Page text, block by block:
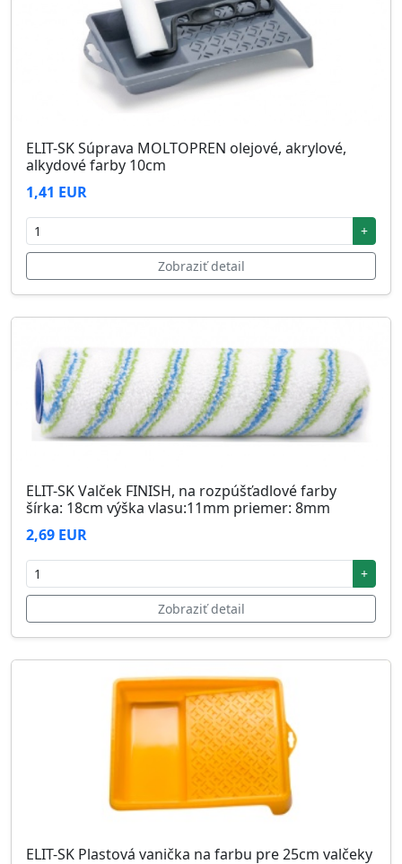
ELIT-SK Súprava MOLTOPREN olejové, akrylové,
alkydové farby 10cm
1,41 EUR
+
Zobraziť detail
ELIT-SK Valček FINISH, na rozpúšťadlové farby
šírka: 18cm výška vlasu:11mm priemer: 8mm
2,69 EUR
+
Zobraziť detail
ELIT-SK Plastová vanička na farbu pre 25cm valčeky